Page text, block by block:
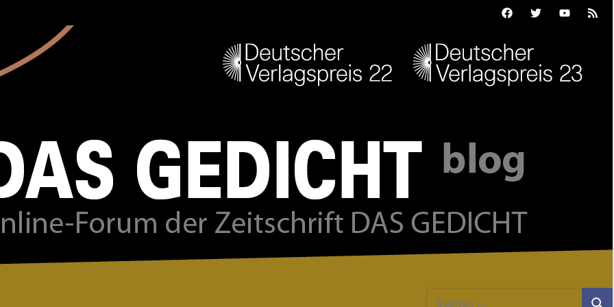
FacebookTwitterYoutubeFeed
Suchen